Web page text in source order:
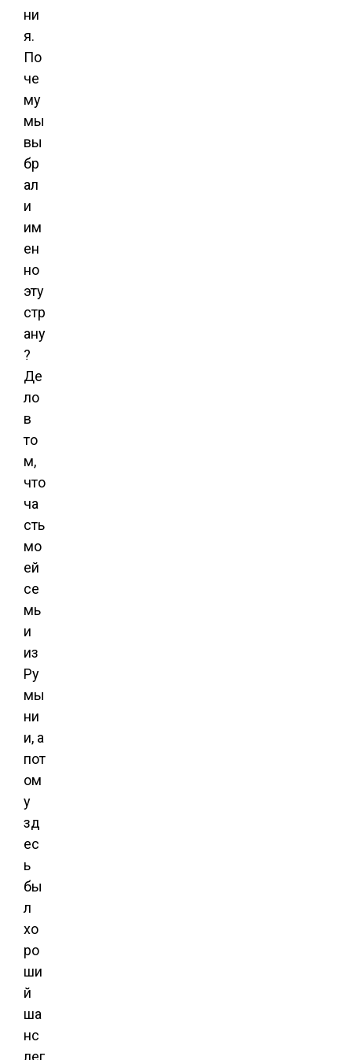
ни
я.
По
че
му
мы
вы
бр
ал
и
им
ен
но
эту
стр
ану
?
Де
ло
в
то
м,
что
ча
сть
мо
ей
се
мь
и
из
Ру
мы
ни
и, а
пот
ом
у
зд
ес
ь
бы
л
хо
ро
ши
й
ша
нс
лег